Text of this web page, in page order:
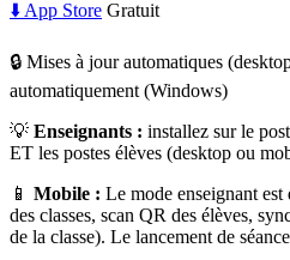
⬇️ App Store Gratuit
🔒 Mises à jour automatiques
automatiquement (Windows)
💡 Enseignants : installez sur le
ET les postes élèves (desktop ou
📱 Mobile : Le mode enseignant
des classes, scan QR des élèves,
de la classe). Le lancement de